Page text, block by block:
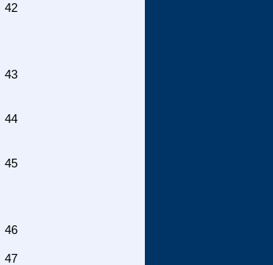
42
43
44
45
46
47